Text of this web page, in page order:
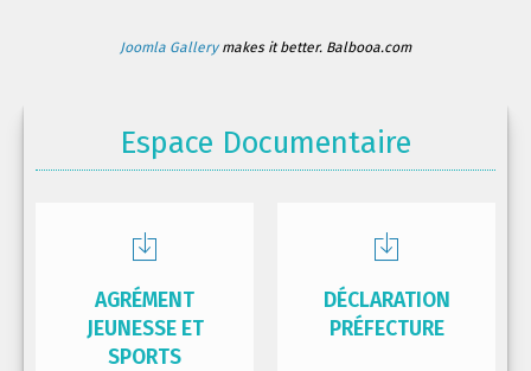
Joomla Gallerymakes it better. Balbooa.com
Espace Documentaire
AGRÉMENT
JEUNESSE ET
SPORTS
DÉCLARATION
PRÉFECTURE